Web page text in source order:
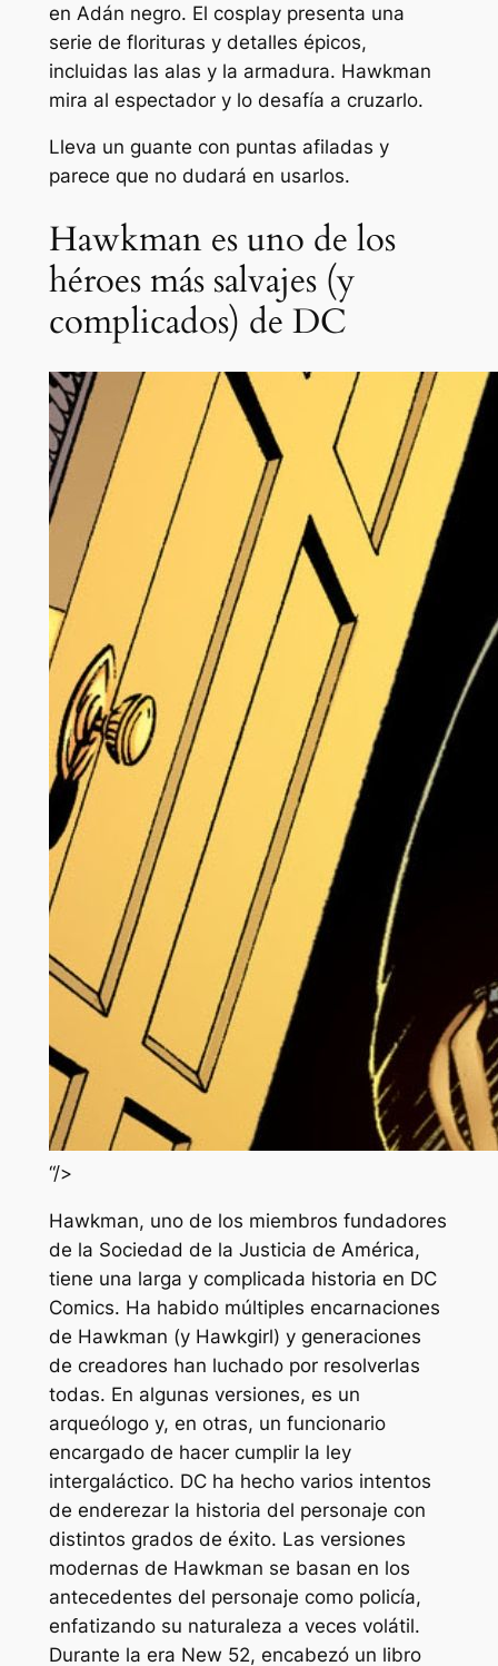
en Adán negro. El cosplay presenta una
serie de florituras y detalles épicos,
incluidas las alas y la armadura. Hawkman
mira al espectador y lo desafía a cruzarlo.
Lleva un guante con puntas afiladas y
parece que no dudará en usarlos.
Hawkman es uno de los
héroes más salvajes (y
complicados) de DC
“/>
Hawkman, uno de los miembros fundadores
de la Sociedad de la Justicia de América,
tiene una larga y complicada historia en DC
Comics. Ha habido múltiples encarnaciones
de Hawkman (y Hawkgirl) y generaciones
de creadores han luchado por resolverlas
todas. En algunas versiones, es un
arqueólogo y, en otras, un funcionario
encargado de hacer cumplir la ley
intergaláctico. DC ha hecho varios intentos
de enderezar la historia del personaje con
distintos grados de éxito. Las versiones
modernas de Hawkman se basan en los
antecedentes del personaje como policía,
enfatizando su naturaleza a veces volátil.
Durante la era New 52, ​​encabezó un libro